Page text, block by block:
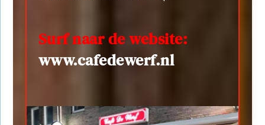
Surf naar de website:
www.cafedewerf.nl